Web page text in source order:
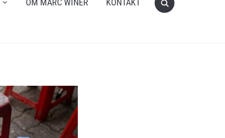
for:
OM MARC WINER KONTAKT